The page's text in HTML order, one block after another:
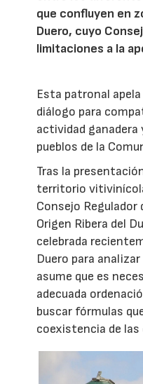
que confluyen en
Duero, cuyo
limitaciones a la
Esta patronal
diálogo para
actividad
pueblos de la
Tras la
territorio
Consejo Regulador
Origen Ribera del
celebrada
Duero para
asume que es
adecuada
buscar fórmulas
coexistencia de